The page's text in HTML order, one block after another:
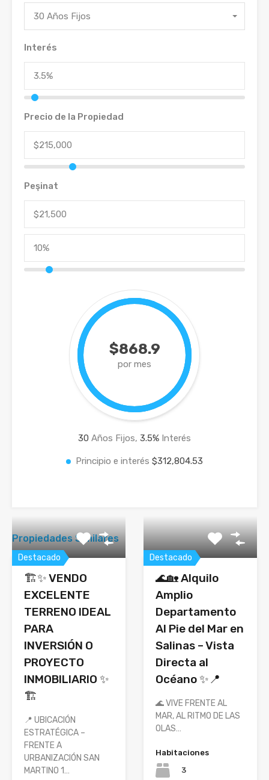
30 Años Fijos
Interés
Precio de la Propiedad
Peşinat
$868.9
por mes
30 Años Fijos, 3.5% Interés
Principio e interés $312,804.53
Propiedades Similares
Destacado
🏗️✨ VENDO
EXCELENTE
TERRENO IDEAL
PARA
INVERSIÓN O
PROYECTO
INMOBILIARIO ✨
🏗️
📍 UBICACIÓN
ESTRATÉGICA –
FRENTE A
URBANIZACIÓN SAN
MARTINO 1…
Destacado
🌊🏡 Alquilo
Amplio
Departamento
Al Pie del Mar en
Salinas – Vista
Directa al
Océano ✨📍
🌊 VIVE FRENTE AL
MAR, AL RITMO DE LAS
OLAS…
Habitaciones
3